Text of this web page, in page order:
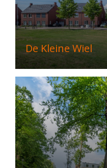
De Kleine Wiel